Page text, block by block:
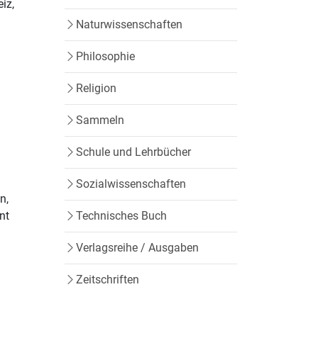
Naturwissenschaften
Philosophie
Religion
Sammeln
Schule und Lehrbücher
Sozialwissenschaften
Technisches Buch
Verlagsreihe / Ausgaben
Zeitschriften